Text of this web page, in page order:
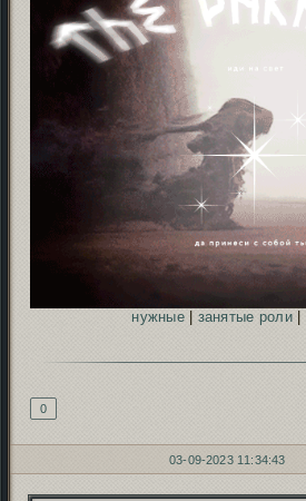
нужные| занятые роли|
0
03-09-2023 11:34:43